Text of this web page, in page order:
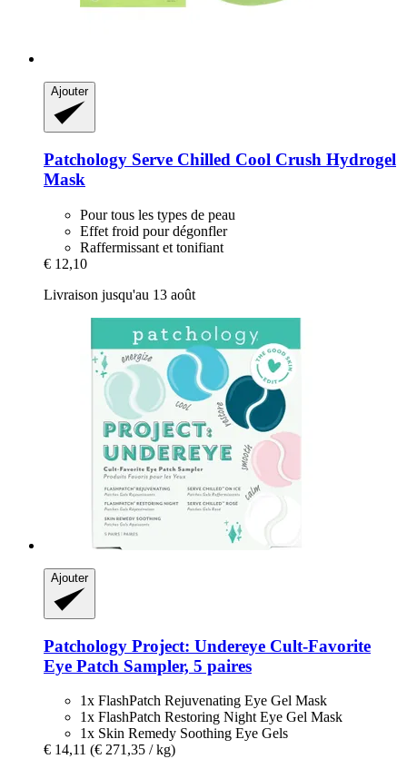
Ajouter
Patchology Serve Chilled Cool Crush Hydrogel
Mask
Pour tous les types de peau
Effet froid pour dégonfler
Raffermissant et tonifiant
€ 12,10
Livraison jusqu'au 13 août
Ajouter
Patchology Project: Undereye Cult-​Favorite
Eye Patch Sampler, 5 paires
1x FlashPatch Rejuvenating Eye Gel Mask
1x FlashPatch Restoring Night Eye Gel Mask
1x Skin Remedy Soothing Eye Gels
€ 14,11 (€ 271,35 / kg)